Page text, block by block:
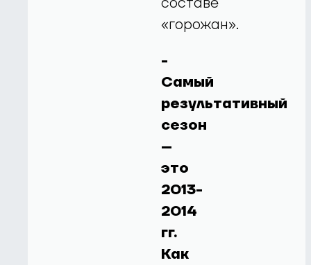
«горожан».
-
Самый
результативный
сезон
–
это
2013-
2014
гг.
Как